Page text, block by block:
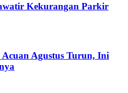
Kekurangan Parkir
Agustus Turun, Ini